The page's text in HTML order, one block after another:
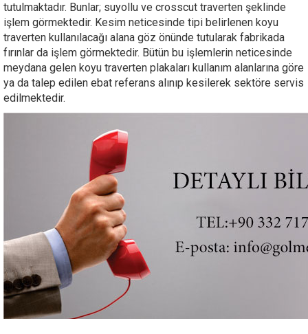
tutulmaktadır. Bunlar; suyollu ve crosscut traverten şeklinde
işlem görmektedir. Kesim neticesinde tipi belirlenen koyu
traverten kullanılacağı alana göz önünde tutularak fabrikada
fırınlar da işlem görmektedir. Bütün bu işlemlerin neticesinde
meydana gelen koyu traverten plakaları kullanım alanlarına göre
ya da talep edilen ebat referans alınıp kesilerek sektöre servis
edilmektedir.